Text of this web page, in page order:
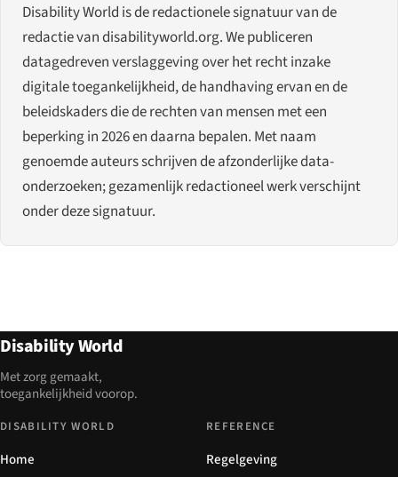
Disability World is de redactionele signatuur van de
redactie van disabilityworld.org. We publiceren
datagedreven verslaggeving over het recht inzake
digitale toegankelijkheid, de handhaving ervan en de
beleidskaders die de rechten van mensen met een
beperking in 2026 en daarna bepalen. Met naam
genoemde auteurs schrijven de afzonderlijke data-
onderzoeken; gezamenlijk redactioneel werk verschijnt
onder deze signatuur.
Disability World
Met zorg gemaakt,
toegankelijkheid voorop.
DISABILITY WORLD
Home
REFERENCE
Regelgeving